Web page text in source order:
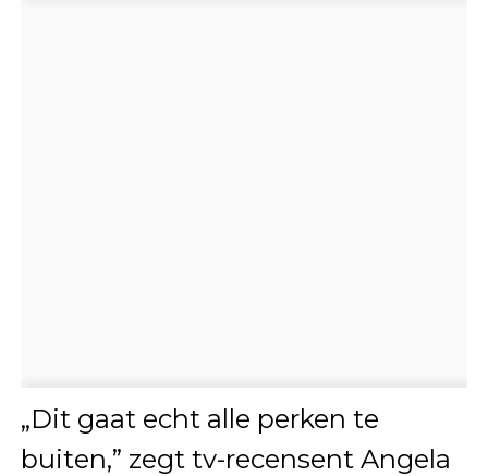
„Dit gaat echt alle perken te
buiten,” zegt tv-recensent Angela